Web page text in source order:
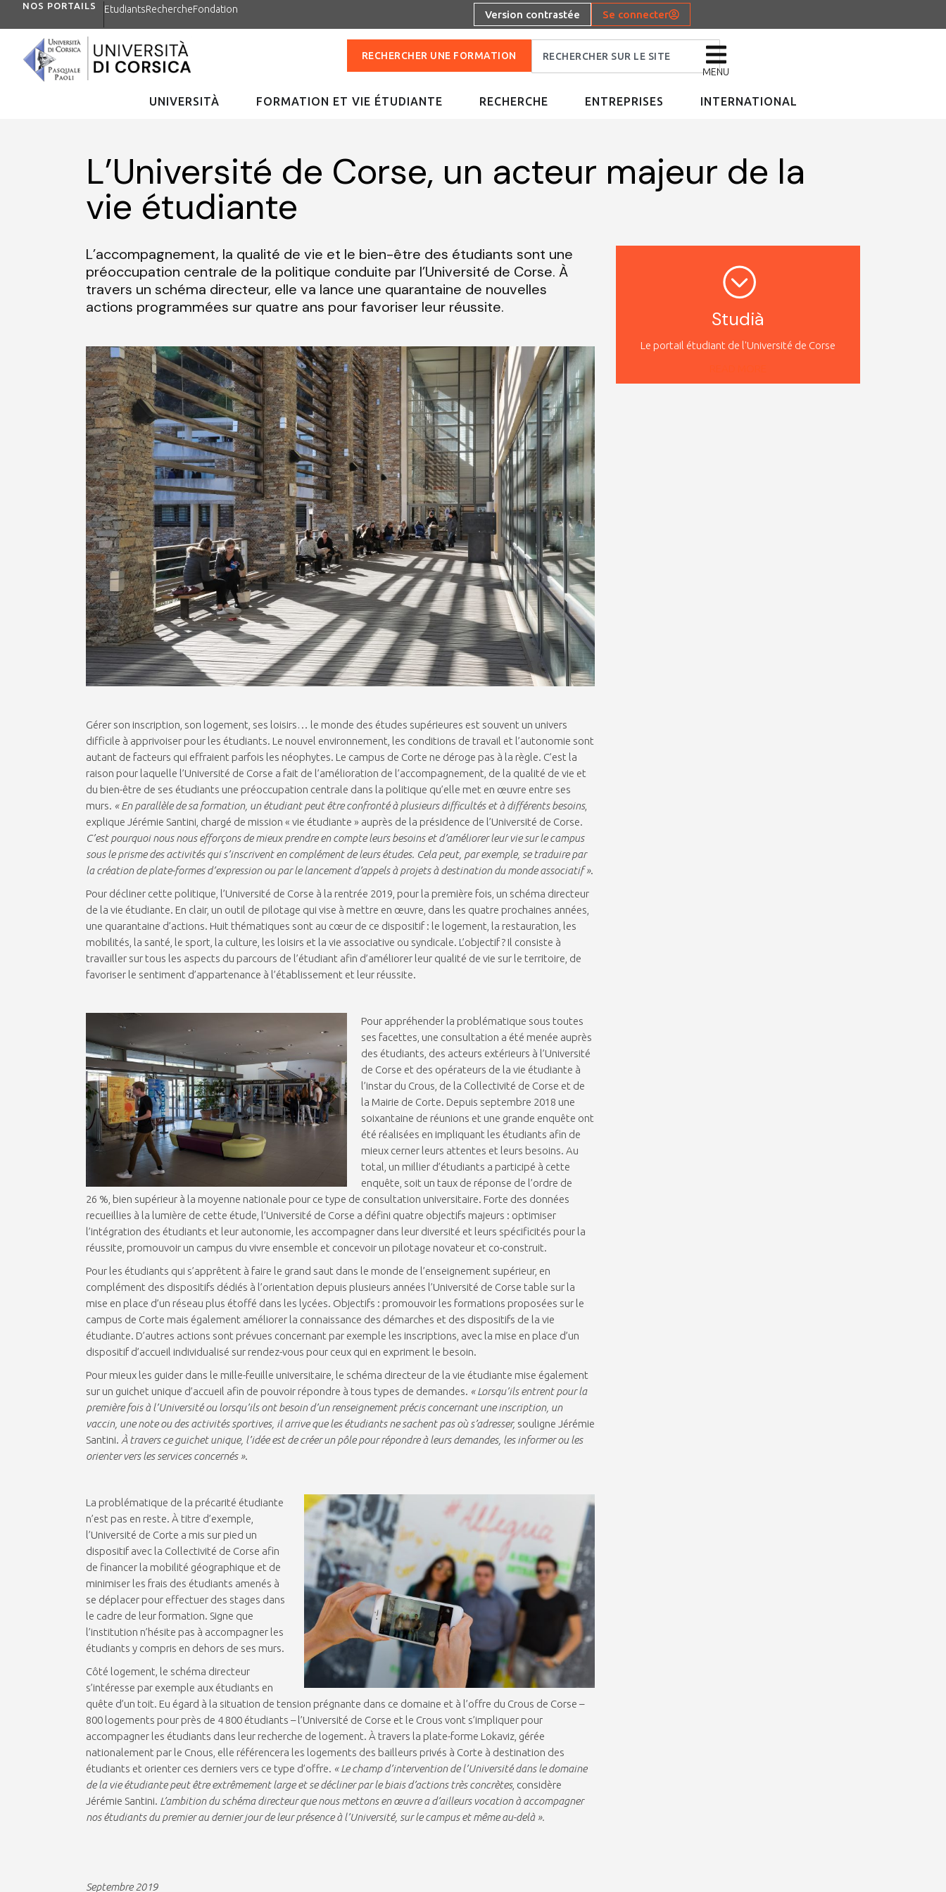
NOS PORTAILS EtudiantsRechercheFondation Version contrastée Se connecter
RECHERCHER UNE FORMATION
MENU
UNIVERSITÀ FORMATION ET VIE ÉTUDIANTE RECHERCHE ENTREPRISES INTERNATIONAL
L’Université de Corse, un acteur majeur de la
vie étudiante
L’accompagnement, la qualité de vie et le bien-être des étudiants sont une
préoccupation centrale de la politique conduite par l’Université de Corse. À
travers un schéma directeur, elle va lance une quarantaine de nouvelles
actions programmées sur quatre ans pour favoriser leur réussite.
Gérer son inscription, son logement, ses loisirs… le monde des études supérieures est souvent un univers
difficile à apprivoiser pour les étudiants. Le nouvel environnement, les conditions de travail et l’autonomie sont
autant de facteurs qui effraient parfois les néophytes. Le campus de Corte ne déroge pas à la règle. C’est la
raison pour laquelle l’Université de Corse a fait de l’amélioration de l’accompagnement, de la qualité de vie et
du bien-être de ses étudiants une préoccupation centrale dans la politique qu’elle met en œuvre entre ses
murs. « En parallèle de sa formation, un étudiant peut être confronté à plusieurs difficultés et à différents besoins,
explique Jérémie Santini, chargé de mission « vie étudiante » auprès de la présidence de l’Université de Corse.
C’est pourquoi nous nous efforçons de mieux prendre en compte leurs besoins et d’améliorer leur vie sur le campus
sous le prisme des activités qui s’inscrivent en complément de leurs études. Cela peut, par exemple, se traduire par
la création de plate-formes d’expression ou par le lancement d’appels à projets à destination du monde associatif ».
Pour décliner cette politique, l’Université de Corse à la rentrée 2019, pour la première fois, un schéma directeur
de la vie étudiante. En clair, un outil de pilotage qui vise à mettre en œuvre, dans les quatre prochaines années,
une quarantaine d’actions. Huit thématiques sont au cœur de ce dispositif : le logement, la restauration, les
mobilités, la santé, le sport, la culture, les loisirs et la vie associative ou syndicale. L’objectif ? Il consiste à
travailler sur tous les aspects du parcours de l’étudiant afin d’améliorer leur qualité de vie sur le territoire, de
favoriser le sentiment d’appartenance à l’établissement et leur réussite.
Pour appréhender la problématique sous toutes
ses facettes, une consultation a été menée auprès
des étudiants, des acteurs extérieurs à l’Université
de Corse et des opérateurs de la vie étudiante à
l’instar du Crous, de la Collectivité de Corse et de
la Mairie de Corte. Depuis septembre 2018 une
soixantaine de réunions et une grande enquête ont
été réalisées en impliquant les étudiants afin de
mieux cerner leurs attentes et leurs besoins. Au
total, un millier d’étudiants a participé à cette
enquête, soit un taux de réponse de l’ordre de
26 %, bien supérieur à la moyenne nationale pour ce type de consultation universitaire. Forte des données
recueillies à la lumière de cette étude, l’Université de Corse a défini quatre objectifs majeurs : optimiser
l’intégration des étudiants et leur autonomie, les accompagner dans leur diversité et leurs spécificités pour la
réussite, promouvoir un campus du vivre ensemble et concevoir un pilotage novateur et co-construit.
Pour les étudiants qui s’apprêtent à faire le grand saut dans le monde de l’enseignement supérieur, en
complément des dispositifs dédiés à l’orientation depuis plusieurs années l’Université de Corse table sur la
mise en place d’un réseau plus étoffé dans les lycées. Objectifs : promouvoir les formations proposées sur le
campus de Corte mais également améliorer la connaissance des démarches et des dispositifs de la vie
étudiante. D’autres actions sont prévues concernant par exemple les inscriptions, avec la mise en place d’un
dispositif d’accueil individualisé sur rendez-vous pour ceux qui en expriment le besoin.
Pour mieux les guider dans le mille-feuille universitaire, le schéma directeur de la vie étudiante mise également
sur un guichet unique d’accueil afin de pouvoir répondre à tous types de demandes. « Lorsqu’ils entrent pour la
première fois à l’Université ou lorsqu’ils ont besoin d’un renseignement précis concernant une inscription, un
vaccin, une note ou des activités sportives, il arrive que les étudiants ne sachent pas où s’adresser, souligne Jérémie
Santini. À travers ce guichet unique, l’idée est de créer un pôle pour répondre à leurs demandes, les informer ou les
orienter vers les services concernés ».
La problématique de la précarité étudiante
n’est pas en reste. À titre d’exemple,
l’Université de Corte a mis sur pied un
dispositif avec la Collectivité de Corse afin
de financer la mobilité géographique et de
minimiser les frais des étudiants amenés à
se déplacer pour effectuer des stages dans
le cadre de leur formation. Signe que
l’institution n’hésite pas à accompagner les
étudiants y compris en dehors de ses murs.
Côté logement, le schéma directeur
s’intéresse par exemple aux étudiants en
quête d’un toit. Eu égard à la situation de tension prégnante dans ce domaine et à l’offre du Crous de Corse –
800 logements pour près de 4 800 étudiants – l’Université de Corse et le Crous vont s’impliquer pour
accompagner les étudiants dans leur recherche de logement. À travers la plate-forme Lokaviz, gérée
nationalement par le Cnous, elle référencera les logements des bailleurs privés à Corte à destination des
étudiants et orienter ces derniers vers ce type d’offre. « Le champ d’intervention de l’Université dans le domaine
de la vie étudiante peut être extrêmement large et se décliner par le biais d’actions très concrètes, considère
Jérémie Santini. L’ambition du schéma directeur que nous mettons en œuvre a d’ailleurs vocation à accompagner
nos étudiants du premier au dernier jour de leur présence à l’Université, sur le campus et même au-delà ».
Septembre 2019
Studià
Le portail étudiant de l'Université de Corse